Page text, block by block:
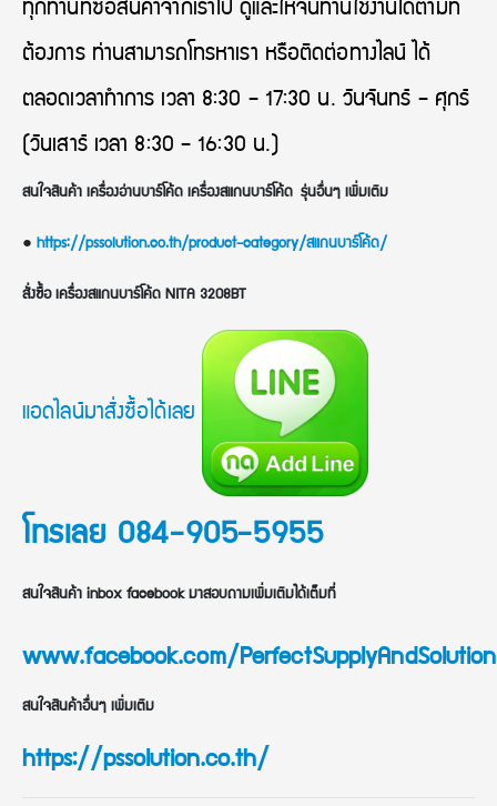
ต้องการ ท่านสามารถโทรหาเรา หรือติดต่อทางไลน์ ได้
ตลอดเวลาทำการ เวลา 8:30 – 17:30 น. วันจันทร์ – ศุกร์
(วันเสาร์ เวลา 8:30 – 16:30 น.)
สนใจสินค้า เครื่องอ่านบาร์โค้ด เครื่องสแกนบาร์โค้ด รุ่นอื่นๆ เพิ่มเติม
●https://pssolution.co.th/product-category/สแกนบาร์โค้ด/
สั่งซื้อ เครื่องสแกนบาร์โค้ด NITA 3208BT
แอดไลน์มาสั่งซื้อได้เลย
โทรเลย 084-905-5955
สนใจสินค้า inbox facebook มาสอบถามเพิ่มเติมได้เต็มที่
www.facebook.com/PerfectSupplyAndSolution
สนใจสินค้าอื่นๆ เพิ่มเติม
https://pssolution.co.th/